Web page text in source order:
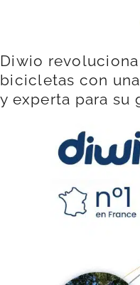
Diwio
bicicletas con
y experta para su